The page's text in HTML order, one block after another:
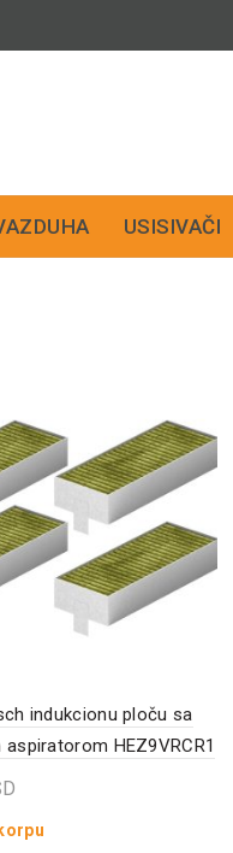
USISIVAČI
indukcionu ploču sa
HEZ9VRCR1